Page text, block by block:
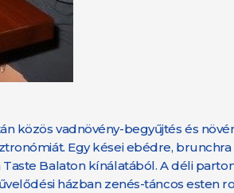
közös vadnövény-begyűjtés és
Egy kései ebédre,
Balaton kínálatából. A déli
házban zenés-táncos esten